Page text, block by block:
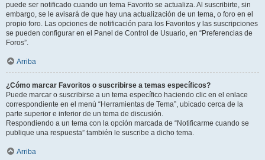
puede ser notificado cuando un tema Favorito se actualiza. Al suscribirte, sin
embargo, se le avisará de que hay una actualización de un tema, o foro en el
propio foro. Las opciones de notificación para los Favoritos y las suscripciones
se pueden configurar en el Panel de Control de Usuario, en “Preferencias de
Foros”.
Arriba
¿Cómo marcar Favoritos o suscribirse a temas específicos?
Puede marcar o suscribirse a un tema específico haciendo clic en el enlace
correspondiente en el menú “Herramientas de Tema”, ubicado cerca de la
parte superior e inferior de un tema de discusión.
Respondiendo a un tema con la opción marcada de “Notificarme cuando se
publique una respuesta” también le suscribe a dicho tema.
Arriba